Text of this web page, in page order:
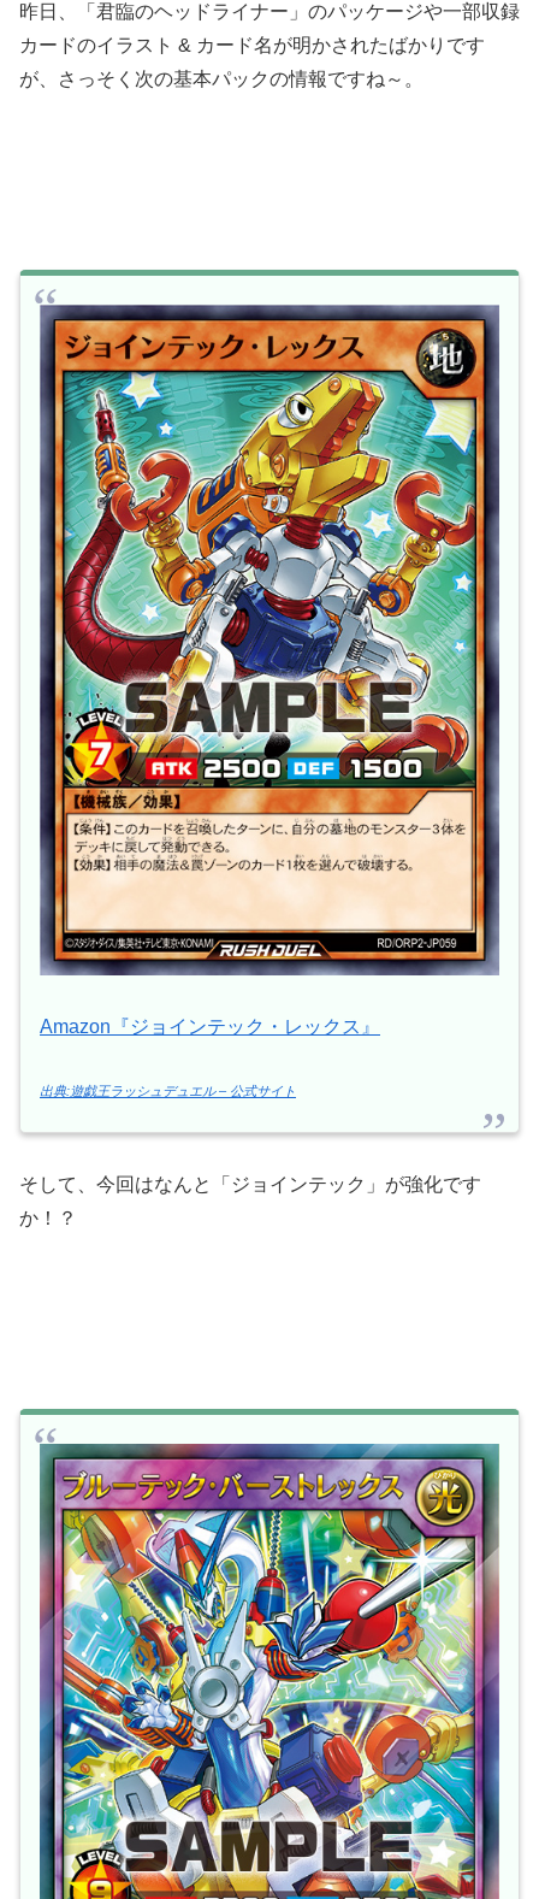
昨日、「君臨のヘッドライナー」のパッケージや一部収録
カードのイラスト & カード名が明かされたばかりです
が、さっそく次の基本パックの情報ですね～。
Amazon『ジョインテック・レックス』
出典:遊戯王ラッシュデュエル – 公式サイト
そして、今回はなんと「ジョインテック」が強化です
か！？